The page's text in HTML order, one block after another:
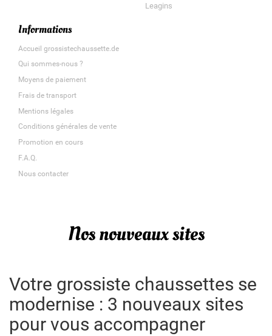
Leagins
Informations
Accueil grossistechaussette.de
Qui sommes-nous ?
Moyens de paiement
Frais de transport
Mentions légales
Conditions générales de vente
Promotion en cours
F.A.Q.
Nous contacter
Nos nouveaux sites
Votre grossiste chaussettes se
modernise : 3 nouveaux sites
pour vous accompagner